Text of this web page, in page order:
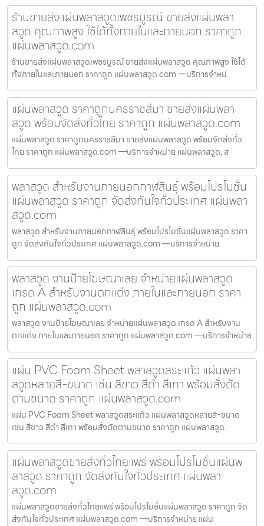
ร้านขายส่งแผ่นพลาสวูดเพชรบูรณ์ ขายส่งแผ่นพลา
สวูด คุณภาพสูง ใช้ได้ทั้งภายในและภายนอก ราคาถูก
แผ่นพลาสวูด.com
ร้านขายส่งแผ่นพลาสวูดเพชรบูรณ์ ขายส่งแผ่นพลาสวูด คุณภาพสูง ใช้ได้
ทั้งภายในและภายนอก ราคาถูก แผ่นพลาสวูด.com —บริการจำหน่
แผ่นพลาสวูด ราคาถูกนครราชสีมา ขายส่งแผ่นพลา
สวูด พร้อมจัดส่งทั่วไทย ราคาถูก แผ่นพลาสวูด.com
แผ่นพลาสวูด ราคาถูกนครราชสีมา ขายส่งแผ่นพลาสวูด พร้อมจัดส่งทั่ว
ไทย ราคาถูก แผ่นพลาสวูด.com —บริการจำหน่าย แผ่นพลาสวูด, ส
พลาสวูด สำหรับงานภายนอกกาฬสินธุ์ พร้อมโปรโมชั่น
แผ่นพลาสวูด ราคาถูก จัดส่งทันใจทั่วประเทศ แผ่นพลา
สวูด.com
พลาสวูด สำหรับงานภายนอกกาฬสินธุ์ พร้อมโปรโมชั่นแผ่นพลาสวูด ราคา
ถูก จัดส่งทันใจทั่วประเทศ แผ่นพลาสวูด.com —บริการจำหน่าย
พลาสวูด งานป้ายโฆษณาเลย จำหน่ายแผ่นพลาสวูด
เกรด A สำหรับงานตกแต่ง ภายในและภายนอก ราคา
ถูก แผ่นพลาสวูด.com
พลาสวูด งานป้ายโฆษณาเลย จำหน่ายแผ่นพลาสวูด เกรด A สำหรับงาน
ตกแต่ง ภายในและภายนอก ราคาถูก แผ่นพลาสวูด.com —บริการจำหน่าย
แผ่น PVC Foam Sheet พลาสวูดสระแก้ว แผ่นพลา
สวูดหลายสี-ขนาด เช่น สีขาว สีดำ สีเทา พร้อมสั่งตัด
ตามขนาด ราคาถูก แผ่นพลาสวูด.com
แผ่น PVC Foam Sheet พลาสวูดสระแก้ว แผ่นพลาสวูดหลายสี-ขนาด
เช่น สีขาว สีดำ สีเทา พร้อมสั่งตัดตามขนาด ราคาถูก แผ่นพลาสวูด.
แผ่นพลาสวูดขายส่งทั่วไทยแพร่ พร้อมโปรโมชั่นแผ่นพ
ลาสวูด ราคาถูก จัดส่งทันใจทั่วประเทศ แผ่นพลา
สวูด.com
แผ่นพลาสวูดขายส่งทั่วไทยแพร่ พร้อมโปรโมชั่นแผ่นพลาสวูด ราคาถูก จัด
ส่งทันใจทั่วประเทศ แผ่นพลาสวูด.com —บริการจำหน่าย แผ่น